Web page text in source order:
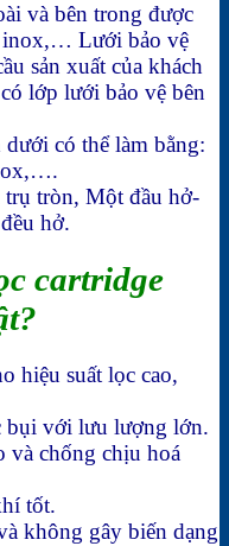
và bên trong được
inox,… Lưới bảo vệ
sản xuất của khách
lớp lưới bảo vệ bên
có thể làm bằng:
trụ tròn, Một đầu hở-
hở.
cartridge
hiệu suất lọc cao,
bụi với lưu lượng lớn.
và chống chịu hoá
tốt.
không gây biến dạng